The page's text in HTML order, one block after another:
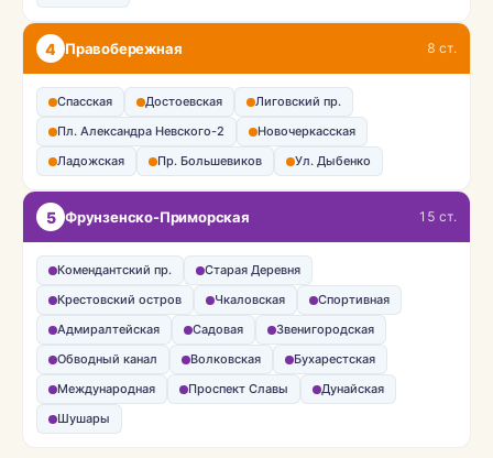
4 Правобережная 8 ст.
Спасская Достоевская
Лиговский пр.
Пл. Александра Невского-2
Новочеркасская
Ладожская
Пр. Большевиков Ул. Дыбенко
5 Фрунзенско-Приморская 15 ст.
Комендантский пр.
Старая Деревня
Крестовский остров
Чкаловская
Спортивная
Адмиралтейская
Садовая
Звенигородская
Обводный канал
Волковская
Бухарестская
Международная
Проспект Славы
Дунайская
Шушары